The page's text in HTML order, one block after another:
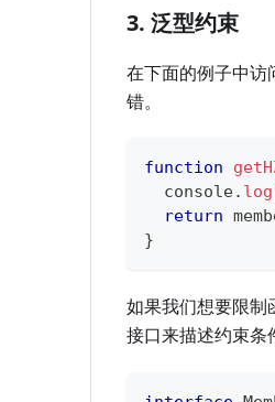
3. 泛型约束
在下面的例子中
错。
function
console. log
return
}
如果我们想要限制
接口来描述约束